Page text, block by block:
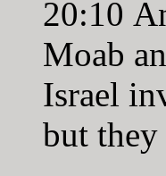
20:10
Moab
Israel
but they